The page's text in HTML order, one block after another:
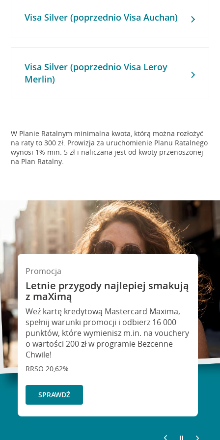
Visa Silver (poprzednio Visa Auchan)
Visa Silver (poprzednio Visa Leroy
Merlin)
W Planie Ratalnym minimalna kwota, którą można rozłożyć
na raty to 300 zł. Prowizja za uruchomienie Planu Ratalnego
wynosi 1% min. 5 zł i naliczana jest od kwoty przenoszonej
na Plan Ratalny.
przygody najlepiej smakują
maXimą
kartę kredytową Mastercard Maxima,
warunki promocji i odbierz 16 000
które wymienisz m.in. na vouchery
wartości 200 zł w programie Bezcenne
20,62%
SPRAWDŹ
Promocja
Masz maXimę, masz zwrot za
paliwo!
Weź kartę kredytową maXima i zgarnij nawet
300 zł zwrotu za zakupy na stacjach paliw.
RRSO 20,62%
SPRAWDŹ